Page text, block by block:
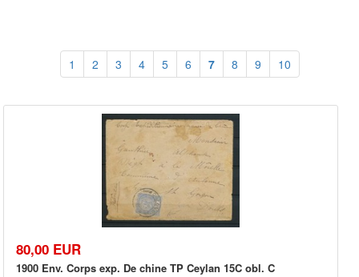
1 2 3 4 5 6 7 8 9 10
80,00 EUR
1900 Env. Corps exp. De chine TP Ceylan 15C obl. C